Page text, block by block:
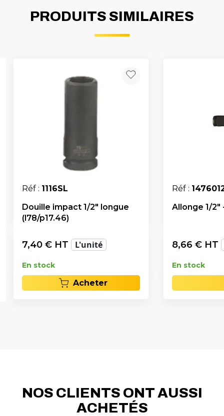
PRODUITS SIMILAIRES
Réf : 1116SL
Douille impact 1/2" longue
(l78/p17.46)
7,40 € HT L'unité
En stock
Acheter
Réf :
Allonge 1/2"
8,66 € HT
En stock
NOS CLIENTS ONT AUSSI
ACHETÉS